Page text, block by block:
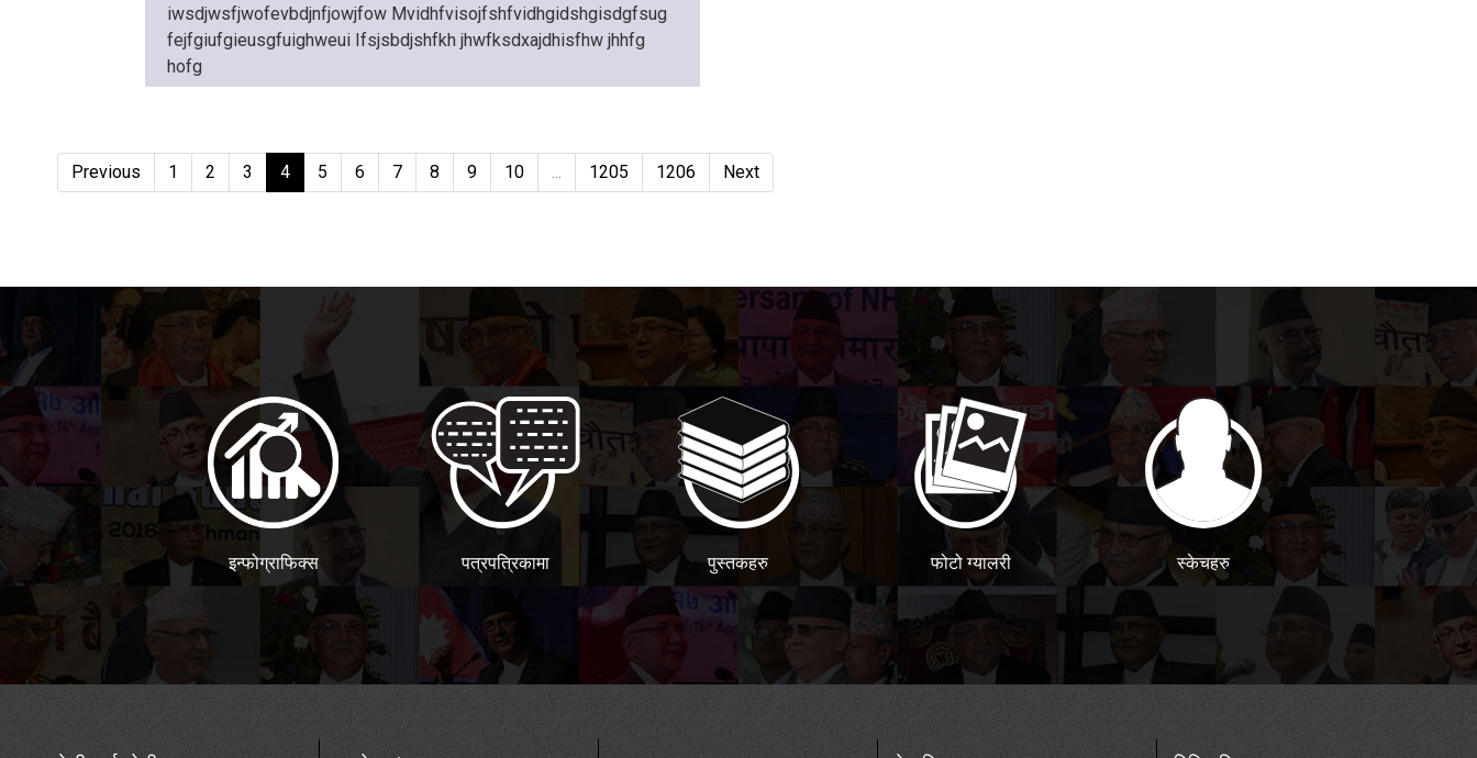
iwsdjwsfjwofevbdjnfjowjfow Mvidhfvisojfshfvidhgidshgisdgfsug
fejfgiufgieusgfuighweui Ifsjsbdjshfkh jhwfksdxajdhisfhw jhhfg
hofg
Previous 1 2 3 4 5 6 7 8 9 10 ... 1205 1206 Next
इन्फोग्राफिक्स पत्रपत्रिकामा पुस्तकहरु फोटो ग्यालरी स्केचहरु